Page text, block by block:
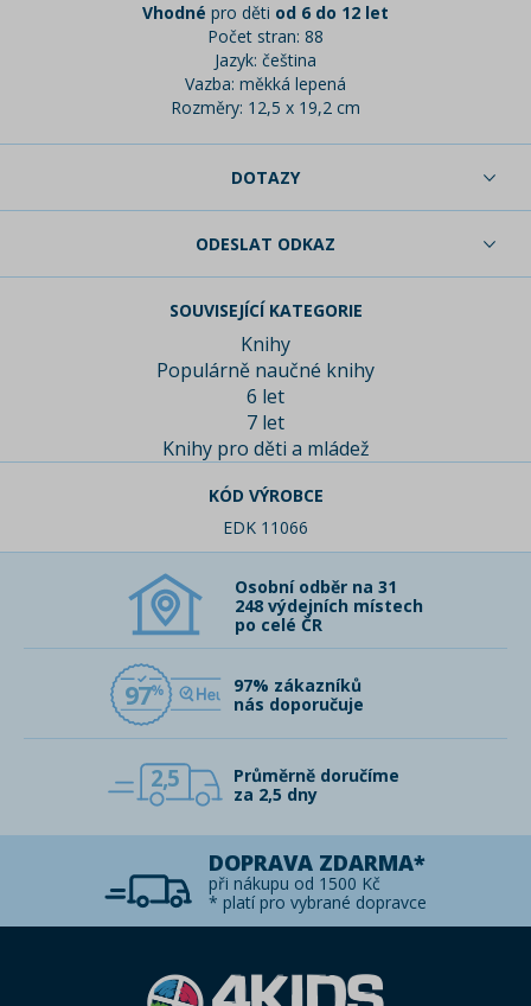
Vhodné pro děti od 6 do 12 let
Počet stran: 88
Jazyk: čeština
Vazba: měkká lepená
Rozměry: 12,5 x 19,2 cm
DOTAZY
ODESLAT ODKAZ
SOUVISEJÍCÍ KATEGORIE
Knihy
Populárně naučné knihy
6 let
7 let
Knihy pro děti a mládež
KÓD VÝROBCE
EDK 11066
Osobní odběr na 31
248 výdejních místech
po celé ČR
97
97% zákazníků
nás doporučuje
2,5
Průměrně doručíme
za 2,5 dny
DOPRAVA ZDARMA*
při nákupu od 1500 Kč
* platí pro vybrané dopravce